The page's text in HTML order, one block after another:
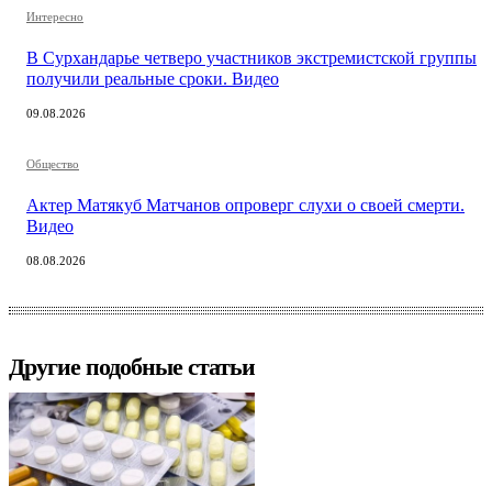
Интересно
В Сурхандарье четверо участников экстремистской группы
получили реальные сроки. Видео
09.08.2026
Общество
Актер Матякуб Матчанов опроверг слухи о своей смерти.
Видео
08.08.2026
Другие подобные статьи